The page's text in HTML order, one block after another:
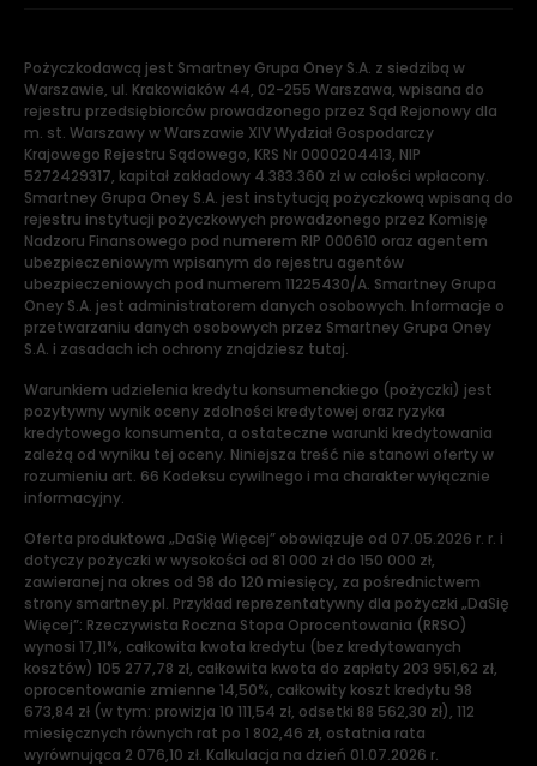
Pożyczkodawcą jest Smartney Grupa Oney S.A. z siedzibą w
Warszawie, ul. Krakowiaków 44, 02-255 Warszawa, wpisana do
rejestru przedsiębiorców prowadzonego przez Sąd Rejonowy dla
m. st. Warszawy w Warszawie XIV Wydział Gospodarczy
Krajowego Rejestru Sądowego, KRS Nr 0000204413, NIP
5272429317, kapitał zakładowy 4.383.360 zł w całości wpłacony.
Smartney Grupa Oney S.A. jest instytucją pożyczkową wpisaną do
rejestru instytucji pożyczkowych prowadzonego przez Komisję
Nadzoru Finansowego pod numerem RIP 000610 oraz agentem
ubezpieczeniowym wpisanym do rejestru agentów
ubezpieczeniowych pod numerem 11225430/A. Smartney Grupa
Oney S.A. jest administratorem danych osobowych. Informacje o
przetwarzaniu danych osobowych przez Smartney Grupa Oney
S.A. i zasadach ich ochrony znajdziesz tutaj.
Warunkiem udzielenia kredytu konsumenckiego (pożyczki) jest
pozytywny wynik oceny zdolności kredytowej oraz ryzyka
kredytowego konsumenta, a ostateczne warunki kredytowania
zależą od wyniku tej oceny. Niniejsza treść nie stanowi oferty w
rozumieniu art. 66 Kodeksu cywilnego i ma charakter wyłącznie
informacyjny.
Oferta produktowa „DaSię Więcej” obowiązuje od 07.05.2026 r. r. i
dotyczy pożyczki w wysokości od 81 000 zł do 150 000 zł,
zawieranej na okres od 98 do 120 miesięcy, za pośrednictwem
strony smartney.pl. Przykład reprezentatywny dla pożyczki „DaSię
Więcej”: Rzeczywista Roczna Stopa Oprocentowania (RRSO)
wynosi 17,11%, całkowita kwota kredytu (bez kredytowanych
kosztów) 105 277,78 zł, całkowita kwota do zapłaty 203 951,62 zł,
oprocentowanie zmienne 14,50%, całkowity koszt kredytu 98
673,84 zł (w tym: prowizja 10 111,54 zł, odsetki 88 562,30 zł), 112
miesięcznych równych rat po 1 802,46 zł, ostatnia rata
wyrównująca 2 076,10 zł. Kalkulacja na dzień 01.07.2026 r.